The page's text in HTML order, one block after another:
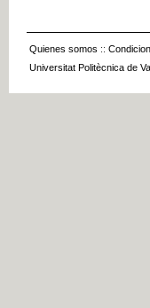
Quienes somos ::
Universitat Politècnica de